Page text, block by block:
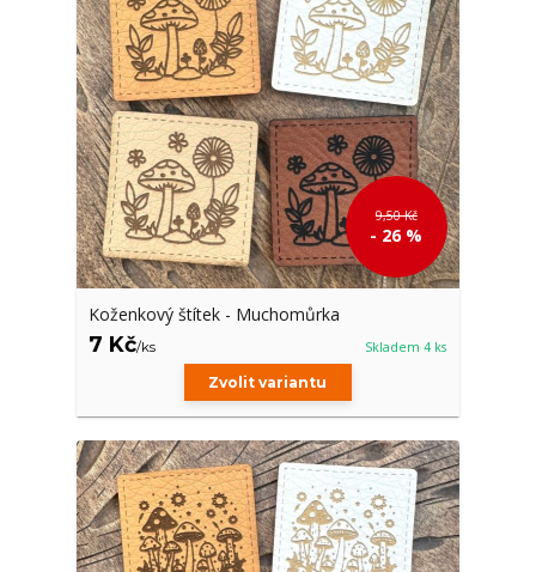
9,50 Kč
- 26 %
Koženkový štítek - Muchomůrka
7 Kč/ks Skladem 4 ks
Zvolit variantu